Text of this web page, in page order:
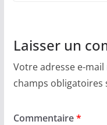
Laisser un
Votre adresse e-
champs obligatoires
Commentaire*